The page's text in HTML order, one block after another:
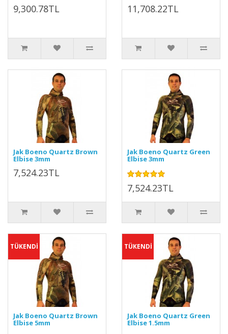
9,300.78TL 11,708.22TL
Jak Boeno Quartz Brown
Elbise 3mm
7,524.23TL
Jak Boeno Quartz Green
Elbise 3mm
7,524.23TL
TÜKENDİ
Jak Boeno Quartz Brown
Elbise 5mm
TÜKENDİ
Jak Boeno Quartz Green
Elbise 1.5mm